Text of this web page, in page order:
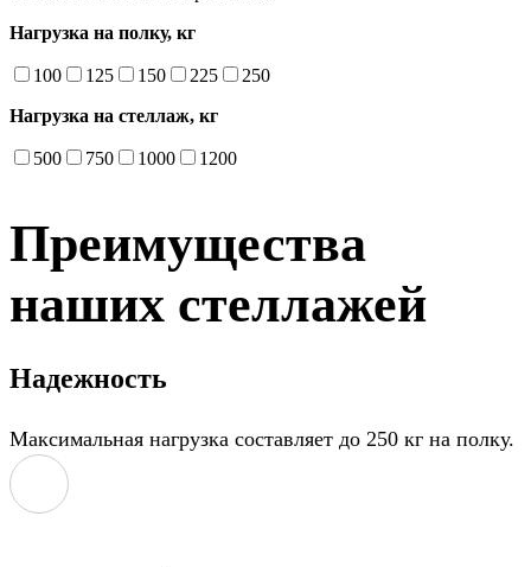
Нагрузка на полку, кг
100 125 150 225
250
Нагрузка на стеллаж, кг
500 750 1000 1200
Преимущества
наших стеллажей
Надежность
Максимальная нагрузка составляет до 250 кг на полку.